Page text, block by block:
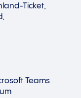
Ticket,
Teams